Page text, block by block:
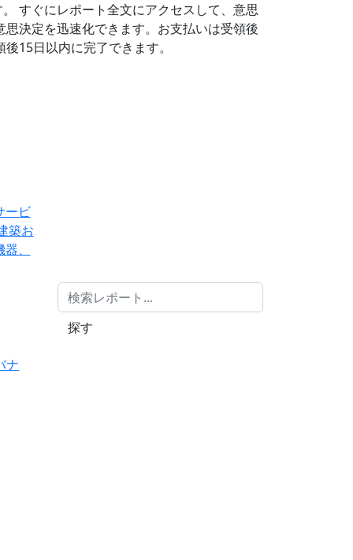
すぐにレポート全文にアクセスして、意思
決定を迅速化できます。お支払いは受領後
15日以内に完了できます。
ービ
築お
、
ナ
探す